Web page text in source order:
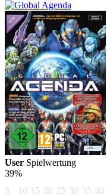
User Spielwertung
39%
5
10 15 20 25 30 35 40